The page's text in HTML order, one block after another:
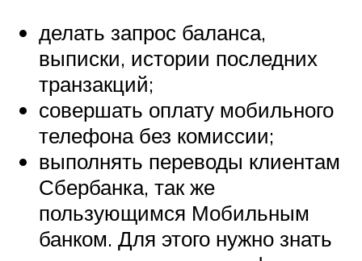
делать запрос баланса,
выписки, истории последних
транзакций;
совершать оплату мобильного
телефона без комиссии;
выполнять переводы клиентам
Сбербанка, так же
пользующимся Мобильным
банком. Для этого нужно знать